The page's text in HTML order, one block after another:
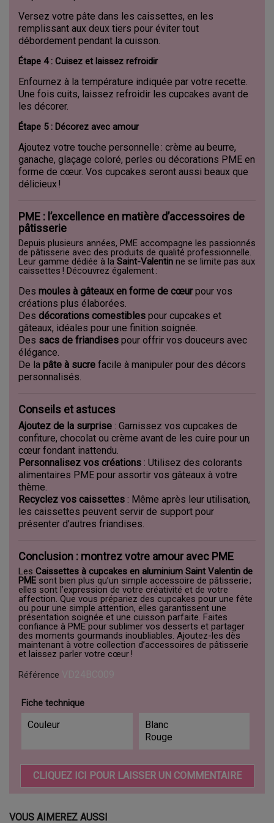
Versez votre pâte dans les caissettes, en les
remplissant aux deux tiers pour éviter tout
débordement pendant la cuisson.
Étape 4 : Cuisez et laissez refroidir
Enfournez à la température indiquée par votre recette.
Une fois cuits, laissez refroidir les cupcakes avant de
les décorer.
Étape 5 : Décorez avec amour
Ajoutez votre touche personnelle : crème au beurre,
ganache, glaçage coloré, perles ou décorations PME en
forme de cœur. Vos cupcakes seront aussi beaux que
délicieux !
PME : l’excellence en matière d’accessoires de
pâtisserie
Depuis plusieurs années, PME accompagne les passionnés
de pâtisserie avec des produits de qualité professionnelle.
Leur gamme dédiée à la Saint-Valentin ne se limite pas aux
caissettes ! Découvrez également :
Des moules à gâteaux en forme de cœurpour vos
créations plus élaborées.
Des décorations comestibles pour cupcakes et
gâteaux, idéales pour une finition soignée.
Des sacs de friandises pour offrir vos douceurs avec
élégance.
De la pâte à sucre facile à manipuler pour des décors
personnalisés.
Conseils et astuces
Ajoutez de la surprise : Garnissez vos cupcakes de
confiture, chocolat ou crème avant de les cuire pour un
cœur fondant inattendu.
Personnalisez vos créations : Utilisez des colorants
alimentaires PME pour assortir vos gâteaux à votre
thème.
Recyclez vos caissettes : Même après leur utilisation,
les caissettes peuvent servir de support pour
présenter d’autres friandises.
Conclusion : montrez votre amour avec PME
Les Caissettes à cupcakes en aluminium Saint Valentin de
PME sont bien plus qu’un simple accessoire de pâtisserie ;
elles sont l’expression de votre créativité et de votre
affection. Que vous prépariez des cupcakes pour une fête
ou pour une simple attention, elles garantissent une
présentation soignée et une cuisson parfaite. Faites
confiance à PME pour sublimer vos desserts et partager
des moments gourmands inoubliables. Ajoutez-les dès
maintenant à votre collection d’accessoires de pâtisserie
et laissez parler votre cœur !
Référence
Fiche technique
Couleur
Blanc
Rouge
CLIQUEZ ICI POUR LAISSER UN COMMENTAIRE
VOUS AIMEREZ AUSSI